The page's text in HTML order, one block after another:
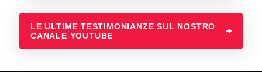
LE ULTIME TESTIMONIANZE SUL NOSTRO
CANALE YOUTUBE